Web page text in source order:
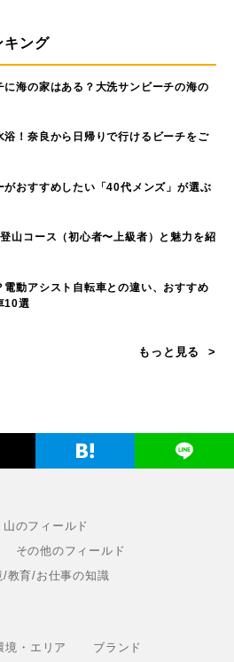
キング
に海の家はある？大洗サンビーチの海の
浴！奈良から日帰りで行けるビーチをご
がおすすめしたい「40代メンズ」が選ぶ
山コース（初心者〜上級者）と魅力を紹
電動アシスト自転車との違い、おすすめ
10選
もっと見る
山のフィールド
その他のフィールド
/教育/お仕事の知識
境・エリア ブランド